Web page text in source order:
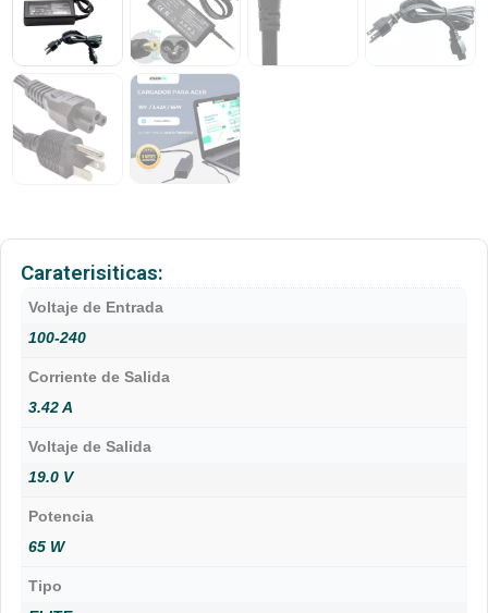
Caraterisiticas:
Voltaje de Entrada
100-240
Corriente de Salida
3.42 A
Voltaje de Salida
19.0 V
Potencia
65 W
Tipo